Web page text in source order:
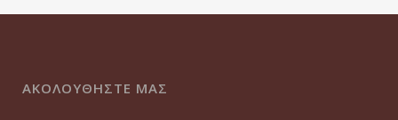
ΑΚΟΛΟΥΘΗΣΤΕ ΜΑΣ